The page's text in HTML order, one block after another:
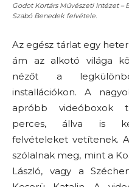
Godot Kortárs Művészeti Intézet –
Szabó Benedek felvétele.
Az egész tárlat egy
ám az alkotó világa
nézőt a
installációkon. A
apróbb videóboxok
perces, állva is
felvételeket vetítenek.
szólalnak meg, mint a
László, vagy a